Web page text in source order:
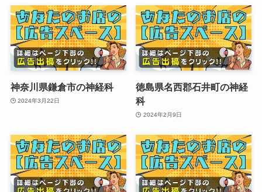
神奈川県鎌倉市の神経科
2024年3月22日
徳島県名西郡石井町の神経
科
2024年2月9日